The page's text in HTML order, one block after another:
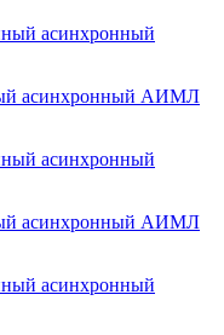
асинхронный АИМЛ
асинхронный АИМЛ